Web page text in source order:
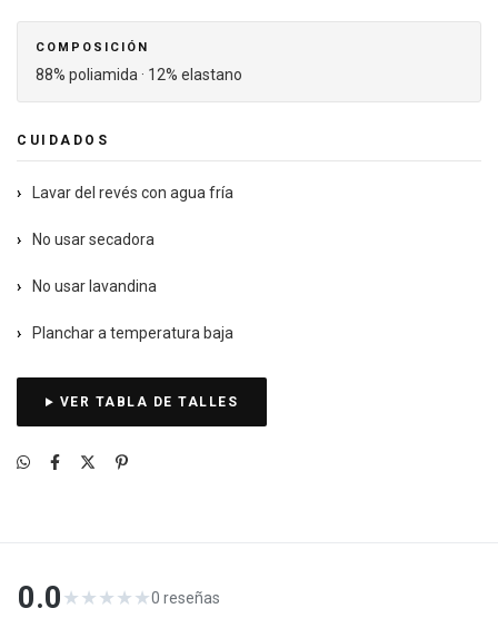
COMPOSICIÓN
88% poliamida · 12% elastano
CUIDADOS
› Lavar del revés con agua fría
› No usar secadora
› No usar lavandina
› Planchar a temperatura baja
VER TABLA DE TALLES
0.0★★★★★0 reseñas